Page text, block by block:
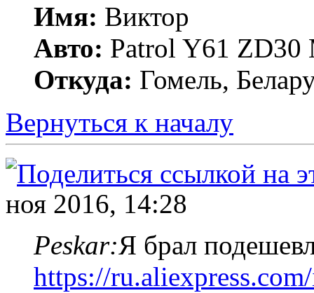
Имя: Виктор
Авто: Patrol Y61
Откуда: Гомель,
Вернуться к началу
ноя 2016, 14:28
Peskar:Я брал
https://